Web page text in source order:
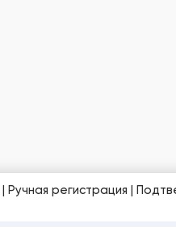
регистрация |